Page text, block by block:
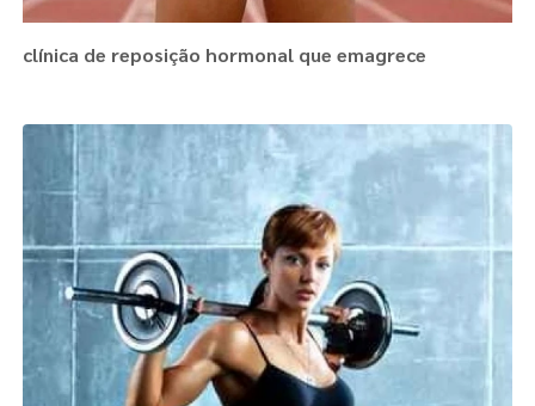
clínica de reposição hormonal que emagrece